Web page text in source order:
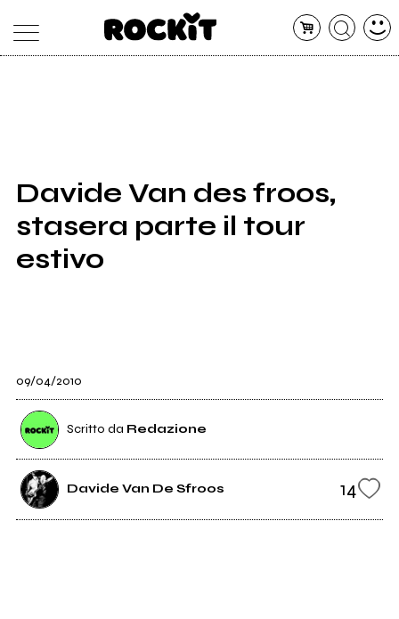
SHOP
RADIO
Davide Van des froos,
stasera parte il tour
estivo
09/04/2010
Scritto da Redazione
Davide Van De Sfroos 14